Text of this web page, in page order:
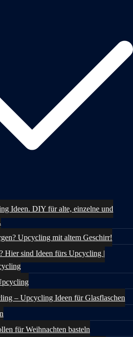
Ideen. DIY für alte, einzelne und
Upcycling mit altem Geschirr!
Hier sind Ideen fürs Upcycling |
– Upcycling Ideen für Glasflaschen
für Weihnachten basteln